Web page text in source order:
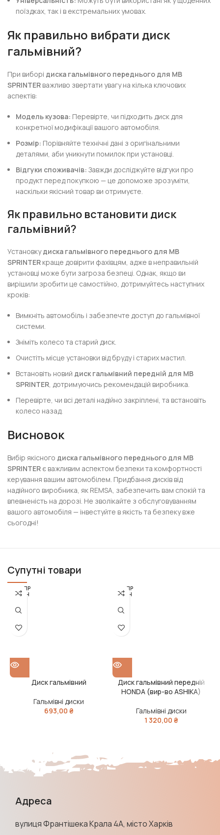
поїздках, так і в екстремальних умовах.
Як правильно вибрати диск
гальмівний?
При виборі диска гальмівного переднього для MB
SPRINTER важливо звертати увагу на кілька ключових
аспектів:
Модель кузова: Перевірте, чи підходить диск для
конкретної модифікації вашого автомобіля.
Розмір: Порівняйте технічні дані з оригінальними
деталями, аби уникнути помилок при установці.
Відгуки споживачів: Завжди досліджуйте відгуки про
продукт перед покупкою — це допоможе зрозуміти,
наскільки якісний товар ви отримуєте.
Як правильно встановити диск
гальмівний?
Установкудиска гальмівного переднього для MB
SPRINTER краще довірити фахівцям, адже в неправильній
установці може бути загроза безпеці. Однак, якщо ви
вирішили зробити це самостійно, дотримуйтесь наступних
кроків:
Вимкніть автомобіль і забезпечте доступ до гальмівної
системи.
Зніміть колесо та старий диск.
Очистіть місце установки від бруду і старих мастил.
Встановіть новий диск гальмівний передній для MB
SPRINTER, дотримуючись рекомендацій виробника.
Перевірте, чи всі деталі надійно закріплені, та встановіть
колесо назад.
Висновок
Вибір якісного диска гальмівного переднього для MB
SPRINTER є важливим аспектом безпеки та комфортності
керування вашим автомобілем. Придбання дисків від
надійного виробника, як REMSA, забезпечить вам спокій та
впевненість на дорозі. Не зволікайте з обслуговуванням
вашого автомобіля — інвестуйте в якість та безпеку вже
сьогодні!
Супутні товари
РОЗПР
ОДАН
Диск гальмівний
Гальмівні диски
693,00 ₴
РОЗПР
ОДАН
Диск гальмівний передній
HONDA (вир-во ASHIKA)
Гальмівні диски
1 320,00 ₴
Адреса
вулиця Франтішека Крала 4А, місто Харків